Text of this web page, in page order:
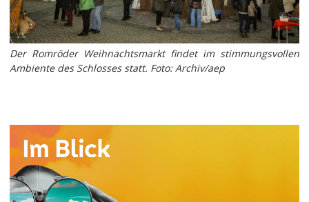
Der Romröder Weihnachtsmarkt findet im stimmungsvollen
Ambiente des Schlosses statt. Foto: Archiv/aep